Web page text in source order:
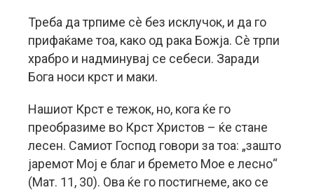
Треба да трпиме сè без исклучок, и да го
прифаќаме тоа, како од рака Божја. Сè трпи
храбро и надминувај се себеси. Заради
Бога носи крст и маки.
Нашиот Крст е тежок, но, кога ќе го
преобразиме во Крст Христов – ќе стане
лесен. Самиот Господ говори за тоа: „зашто
јаремот Мој е благ и бремето Мое е лесно“
(Мат. 11, 30). Ова ќе го постигнеме, ако се